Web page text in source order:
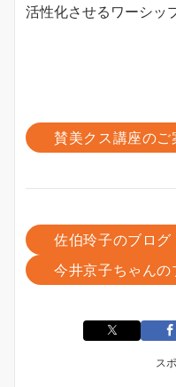
活性化させるワーシッ
賛美クス講座のご
佐伯玲子のブログ
今井京子ちゃんの
ス